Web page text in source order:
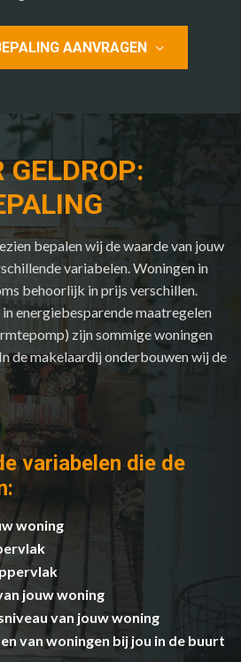
AANVRAGEN
bepalen wij de waarde van jouw
variabelen. Woningen in
behoorlijk in prijs verschillen.
energiebesparende maatregelen
zijn sommige woningen
de makelaardij onderbouwen wij de
variabelen die de
woning
jouw woning
van jouw woning
van woningen bij jou in de buurt